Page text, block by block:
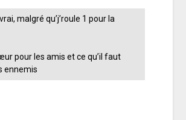
malgré qu’j’roule 1 pour la
pour les amis et ce qu’il faut
ennemis